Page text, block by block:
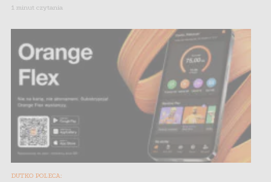
1 minut czytania
DUTKO POLECA: